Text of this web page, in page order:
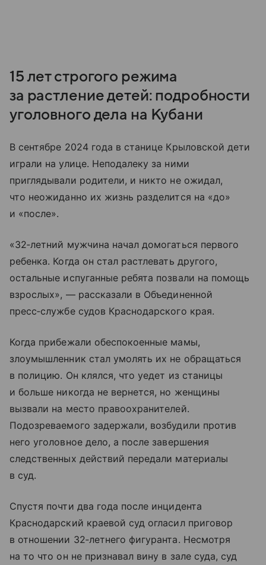
15 лет строгого режима
за растление детей: подробности
уголовного дела на Кубани
В сентябре 2024 года в станице Крыловской дети
играли на улице. Неподалеку за ними
приглядывали родители, и никто не ожидал,
что неожиданно их жизнь разделится на «до»
и «после».
«32‑летний мужчина начал домогаться первого
ребенка. Когда он стал растлевать другого,
остальные испуганные ребята позвали на помощь
взрослых», — рассказали в Объединенной
пресс‑службе судов Краснодарского края.
Когда прибежали обеспокоенные мамы,
злоумышленник стал умолять их не обращаться
в полицию. Он клялся, что уедет из станицы
и больше никогда не вернется, но женщины
вызвали на место правоохранителей.
Подозреваемого задержали, возбудили против
него уголовное дело, а после завершения
следственных действий передали материалы
в суд.
Спустя почти два года после инцидента
Краснодарский краевой суд огласил приговор
в отношении 32‑летнего фигуранта. Несмотря
на то что он не признавал вину в зале суда, суд